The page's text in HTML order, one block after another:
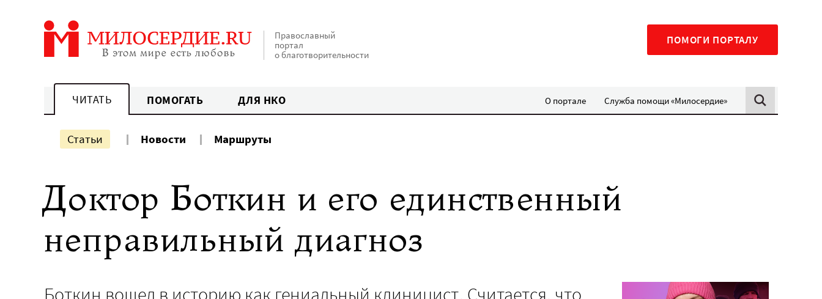
Православный
портал
о благотворительности
ПОМОГИ ПОРТАЛУ
ЧИТАТЬ ПОМОГАТЬ ДЛЯ НКО О портале Служба помощи «Милосердие»
Статьи Новости Маршруты
Доктор Боткин и его единственный
неправильный диагноз
Боткин вошел в историю как гениальный клиницист. Считается, что